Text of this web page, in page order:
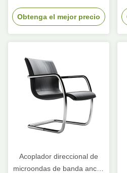
múltiples capas Material de
cobre
Obtenga el mejor precio
Acoplador direccional de
microondas de banda ancha